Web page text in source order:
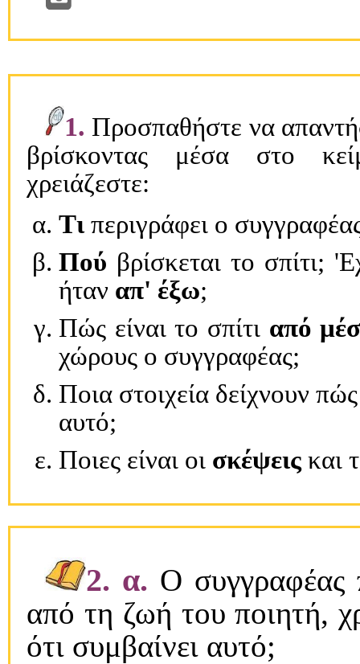
1. Προσπαθήστε να
βρίσκοντας μέσα στο
χρειάζεστε:
Tιπεριγράφει ο
Πού βρίσκεται το σπίτι;
ήταν απ' έξω;
Πώς είναι το σπίτι από
χώρους ο συγγραφέας;
Ποια στοιχεία δείχνουν
αυτό;
Ποιες είναι οι σκέψεις και
2. α. Ο συγγραφέας
από τη ζωή του ποιητή,
ότι συμβαίνει αυτό;